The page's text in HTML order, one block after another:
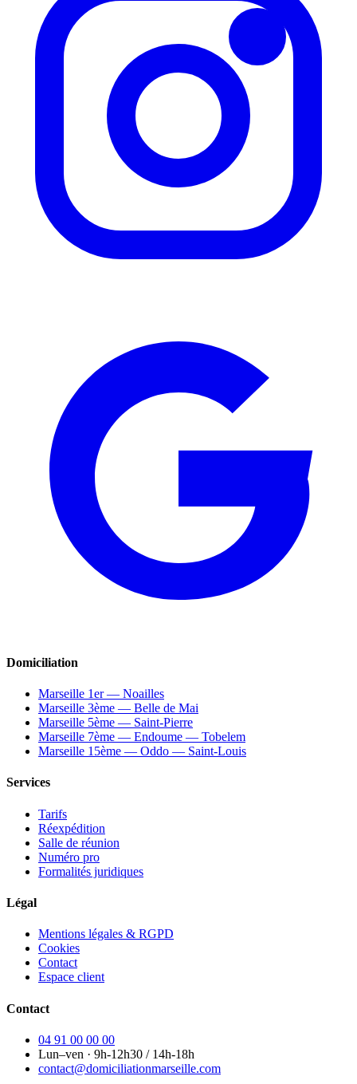
Domiciliation
Marseille 1er — Noailles
Marseille 3ème — Belle de Mai
Marseille 5ème — Saint-Pierre
Marseille 7ème — Endoume — Tobelem
Marseille 15ème — Oddo — Saint-Louis
Services
Tarifs
Réexpédition
Salle de réunion
Numéro pro
Formalités juridiques
Légal
Mentions légales & RGPD
Cookies
Contact
Espace client
Contact
04 91 00 00 00
Lun–ven · 9h-12h30 / 14h-18h
contact@domiciliationmarseille.com